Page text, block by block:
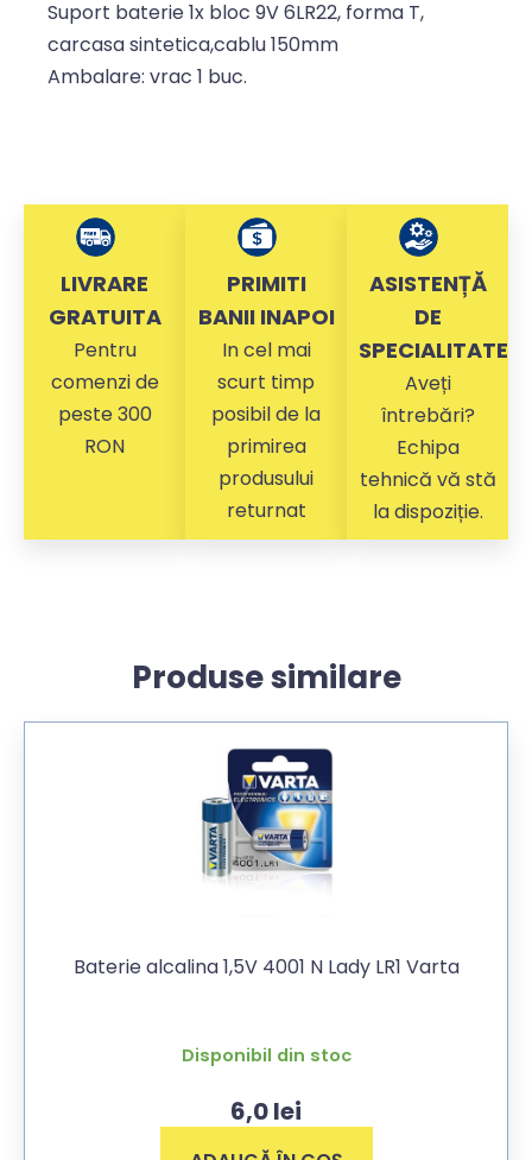
Suport baterie 1x bloc 9V 6LR22, forma T,
carcasa sintetica,cablu 150mm
Ambalare: vrac 1 buc.
LIVRARE
GRATUITA
Pentru
comenzi de
peste 300
RON
PRIMITI
BANII INAPOI
In cel mai
scurt timp
posibil de la
primirea
produsului
returnat
ASISTENȚĂ
DE
SPECIALITATE
Aveți
întrebări?
Echipa
tehnică vă stă
la dispoziție.
Produse similare
Baterie alcalina 1,5V 4001 N Lady LR1 Varta
Disponibil din stoc
6,0lei